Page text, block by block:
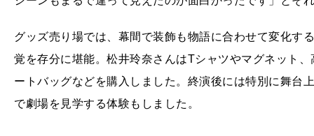
グッズ売り場では、幕間で装飾も物語に合わせて変化す
覚を存分に堪能。松井玲奈さんはTシャツやマグネット
ートバッグなどを購入しました。終演後には特別に舞台
で劇場を見学する体験もしました。